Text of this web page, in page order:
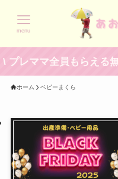
menu
\ プレママ全員もらえる
ホーム ベビーまくら